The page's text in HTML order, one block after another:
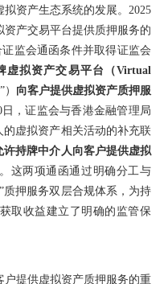
资产生态系统的发展。2025
产交易平台提供质押服务的
监会通函条件并取得证监会
虚拟资产交易平台（Virtual
向客户提供虚拟资产质押服
日，证监会与香港金融管理局
的虚拟资产相关活动的补充联
许持牌中介人向客户提供虚拟
。这两项通函通过明确分工与
押服务双层合规体系，为持
取收益建立了明确的监管保
提供虚拟资产质押服务的重